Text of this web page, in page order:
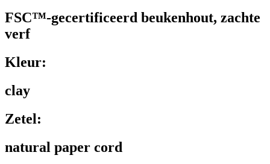
FSC™-gecertificeerd beukenhout, zachte
verf
Kleur:
clay
Zetel:
natural paper cord